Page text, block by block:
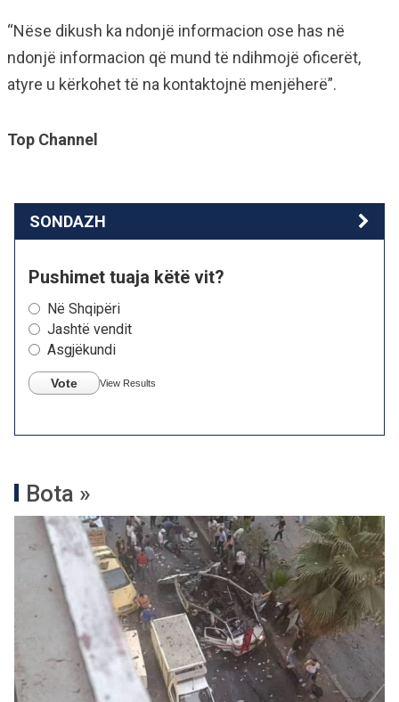
“Nëse dikush ka ndonjë informacion ose has në
ndonjë informacion që mund të ndihmojë oficerët,
atyre u kërkohet të na kontaktojnë menjëherë”.
Top Channel
SONDAZH
Pushimet tuaja këtë vit?
Në Shqipëri
Jashtë vendit
Asgjëkundi
Vote View Results
Bota »